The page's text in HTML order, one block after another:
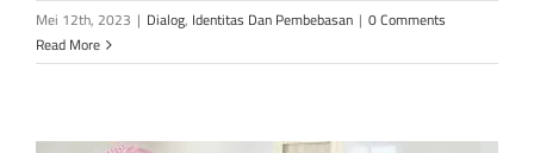
Mei 12th, 2023 | Dialog, Identitas Dan Pembebasan | 0 Comments
Read More